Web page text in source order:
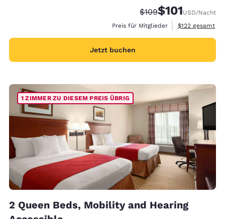
Durchgestrichener
$109Vergünstigter
$101USD/Nacht
Preis für Mitglieder
Geschätzte
$122 gesamt
Jetzt buchen
1 ZIMMER ZU DIESEM PREIS ÜBRIG
2 Queen Beds, Mobility and Hearing